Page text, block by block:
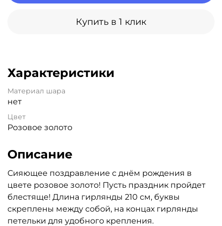
Купить в 1 клик
Характеристики
Материал шара
нет
Цвет
Розовое золото
Описание
Сияющее поздравление с днём рождения в
цвете розовое золото! Пусть праздник пройдет
блестяще! Длина гирлянды 210 см, буквы
скреплены между собой, на концах гирлянды
петельки для удобного крепления.